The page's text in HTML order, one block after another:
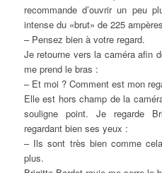
recommande d’ouvrir un peu
intense du «brut» de 225
– Pensez bien à votre regard.
Je retourne vers la caméra afin
me prend le bras :
– Et moi ? Comment est mon
Elle est hors champ de la
souligne point. Je regarde
regardant bien ses yeux :
– Ils sont très bien comme
plus.